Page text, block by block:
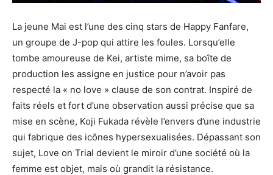
La jeune Mai est l’une des cinq stars de Happy Fanfare,
un groupe de J-pop qui attire les foules. Lorsqu’elle
tombe amoureuse de Kei, artiste mime, sa boîte de
production les assigne en justice pour n’avoir pas
respecté la « no love » clause de son contrat. Inspiré de
faits réels et fort d’une observation aussi précise que sa
mise en scène, Koji Fukada révèle l’envers d’une industrie
qui fabrique des icônes hypersexualisées. Dépassant son
sujet, Love on Trial devient le miroir d’une société où la
femme est objet, mais où grandit la résistance.